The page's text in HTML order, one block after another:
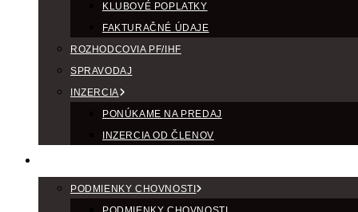
KLUBOVÉ POPLATKY
FAKTURAČNÉ ÚDAJE
ROZHODCOVIA PF/IHF
SPRAVODAJ
INZERCIA
PONÚKAME NA PREDAJ
INZERCIA OD ČLENOV
PODMIENKY CHOVNOSTI